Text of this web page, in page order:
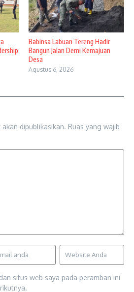
Babinsa Labuan Tereng Hadir
Bangun Jalan Demi Kemajuan
Desa
Agustus 6, 2026
dipublikasikan. Ruas yang wajib
situs web saya pada peramban ini